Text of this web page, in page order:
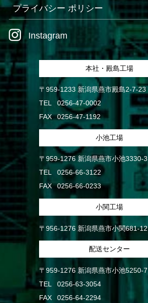
Instagram
プライバシー ポリシー
本社・殿島工場
〒959-1233 新潟県燕市殿島2-7-23
TEL
0256-47-0002
FAX
0256-47-1192
小池工場
〒959-1276 新潟県燕市小池3330-3
TEL
0256-66-3122
FAX
0256-66-0233
小関工場
〒956-1276 新潟県燕市小関681-12
配送センター
〒959-1276 新潟県燕市小池5250-7
TEL
0256-63-3054
FAX
0256-64-2294